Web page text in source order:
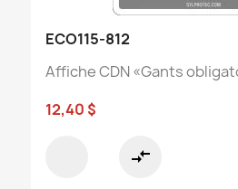
ECO115-812
Affiche CDN «Gants
12,40 $
compare_arrows